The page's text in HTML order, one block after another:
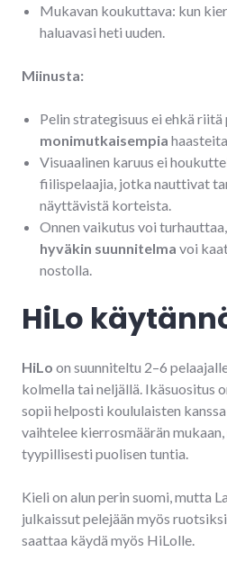
Mukavan koukuttava: kun
haluavasi heti uuden.
Miinusta:
Pelin strategisuus ei ehkä
monimutkaisempia haasteita.
Visuaalinen karuus ei
fiilispelaajia, jotka nauttivat
näyttävistä korteista.
Onnen vaikutus voi
hyväkin suunnitelma voi
nostolla.
HiLo
HiLo on suunniteltu 2–6
kolmella tai neljällä. Ikäsuositus
sopii helposti koululaisten
vaihtelee kierrosmäärän
tyypillisesti puolisen tuntia.
Kieli on alun perin suomi, mutta
julkaissut pelejään myös
saattaa käydä myös HiLolle.